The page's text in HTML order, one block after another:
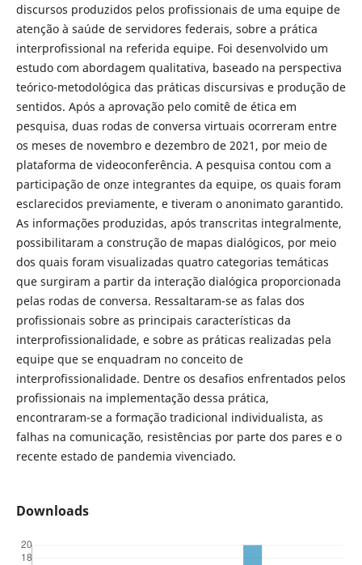
discursos produzidos pelos profissionais de uma equipe de
atenção à saúde de servidores federais, sobre a prática
interprofissional na referida equipe. Foi desenvolvido um
estudo com abordagem qualitativa, baseado na perspectiva
teórico-metodológica das práticas discursivas e produção de
sentidos. Após a aprovação pelo comitê de ética em
pesquisa, duas rodas de conversa virtuais ocorreram entre
os meses de novembro e dezembro de 2021, por meio de
plataforma de videoconferência. A pesquisa contou com a
participação de onze integrantes da equipe, os quais foram
esclarecidos previamente, e tiveram o anonimato garantido.
As informações produzidas, após transcritas integralmente,
possibilitaram a construção de mapas dialógicos, por meio
dos quais foram visualizadas quatro categorias temáticas
que surgiram a partir da interação dialógica proporcionada
pelas rodas de conversa. Ressaltaram-se as falas dos
profissionais sobre as principais características da
interprofissionalidade, e sobre as práticas realizadas pela
equipe que se enquadram no conceito de
interprofissionalidade. Dentre os desafios enfrentados pelos
profissionais na implementação dessa prática,
encontraram-se a formação tradicional individualista, as
falhas na comunicação, resistências por parte dos pares e o
recente estado de pandemia vivenciado.
Downloads